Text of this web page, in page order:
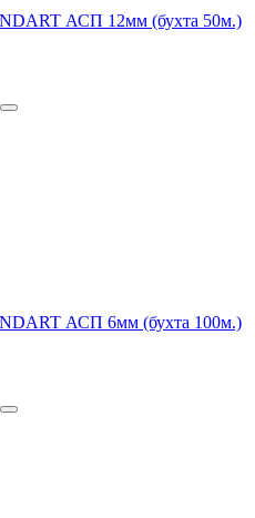
АСП 12мм (бухта 50м.)
АСП 6мм (бухта 100м.)